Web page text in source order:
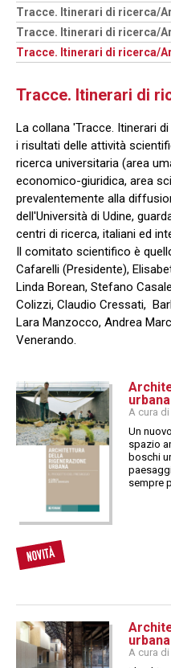
Tracce. Itinerari di ricerca/
Tracce. Itinerari di ricerca/
Tracce. Itinerari di ricerca/
Tracce. Itinerari di
La collana 'Tracce. Itinerari
i risultati delle attività
ricerca universitaria (area
economico-giuridica, area
prevalentemente alla
dell'Università di Udine,
centri di ricerca, italiani ed
Il comitato scientifico è
Cafarelli (Presidente),
Linda Borean, Stefano
Colizzi, Claudio Cressati,
Lara Manzocco, Andrea
Venerando.
urbana
A cura
Un
spazio
boschi
sempre
urbana
A cura